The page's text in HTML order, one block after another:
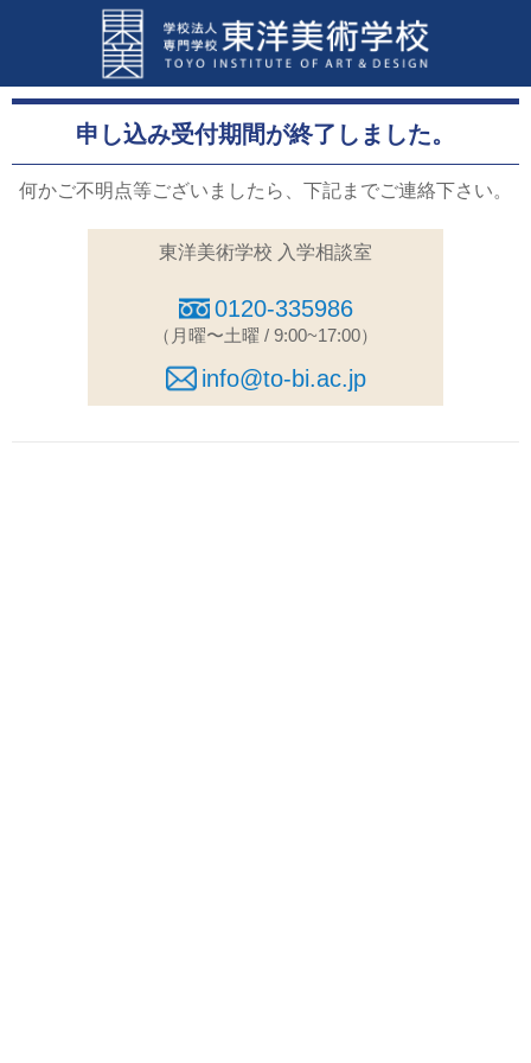
申し込み受付期間が終了しました。
何かご不明点等ございましたら、下記までご連絡下さい。
東洋美術学校 入学相談室
0120-335986
（月曜〜土曜 / 9:00~17:00）
info@to-bi.ac.jp